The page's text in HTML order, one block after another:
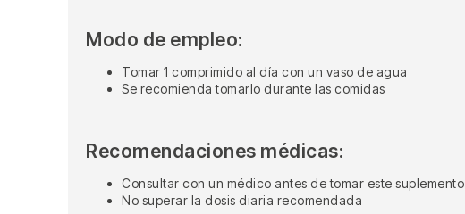
Modo de empleo:
Tomar 1 comprimido al día con un vaso de agua
Se recomienda tomarlo durante las comidas
Recomendaciones médicas:
Consultar con un médico antes de tomar este suplemento
No superar la dosis diaria recomendada